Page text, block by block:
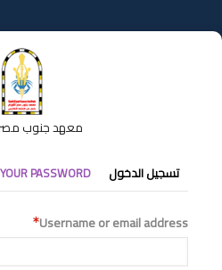
إلى
المحتوى
معهد جنوب مصر
التبويبات
الأساسية
تسجيل الدخول PASSWORD
Username or email address